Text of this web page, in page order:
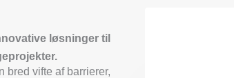
løsninger til
bred vifte af barrierer,